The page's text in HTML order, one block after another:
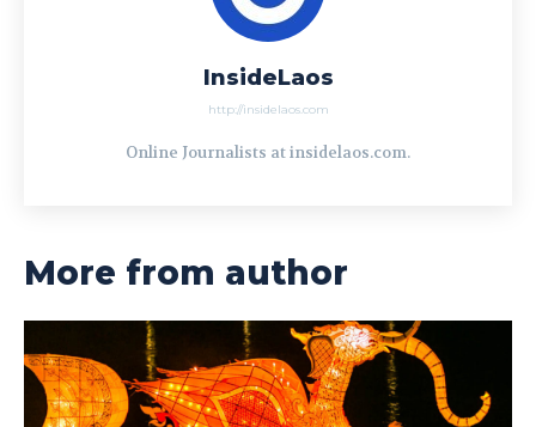
InsideLaos
http://insidelaos.com
Online Journalists at insidelaos.com.
More from author